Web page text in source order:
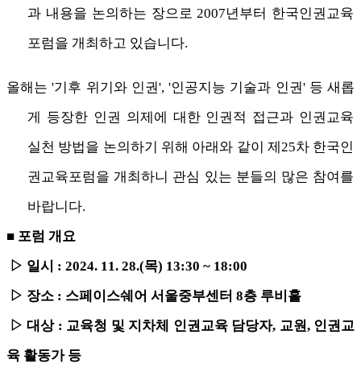
과 내용을 논의하는 장으로 2007년부터 한국인권교육
포럼을 개최하고 있습니다.
올해는 '기후 위기와 인권', '인공지능 기술과 인권' 등 새롭
게 등장한 인권 의제에 대한 인권적 접근과 인권교육
실천 방법을 논의하기 위해 아래와 같이 제25차 한국인
권교육포럼을 개최하니 관심 있는 분들의 많은 참여를
바랍니다.
■ 포럼 개요
▷ 일시 : 2024. 11. 28.(목) 13:30 ~ 18:00
▷ 장소 : 스페이스쉐어 서울중부센터 8층 루비홀
▷ 대상 : 교육청 및 지차체 인권교육 담당자, 교원, 인권교
육 활동가 등